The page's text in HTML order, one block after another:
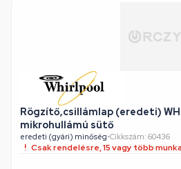
Rögzítő,csillámlap (eredeti)
mikrohullámú sütő
eredeti (gyári) minőség•Cikkszám: 60436
Csak rendelésre, 15 vagy több